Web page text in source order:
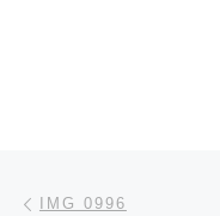
Parcourir les
IMG 0996